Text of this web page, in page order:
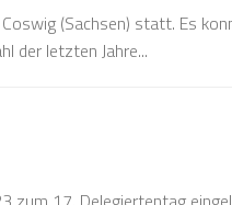
(Sachsen) statt. Es
der letzten Jahre...